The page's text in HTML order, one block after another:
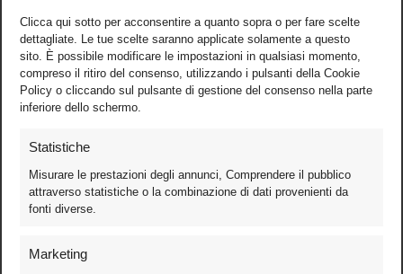
Clicca qui sotto per acconsentire a quanto sopra o per fare scelte
dettagliate. Le tue scelte saranno applicate solamente a questo
sito. È possibile modificare le impostazioni in qualsiasi momento,
compreso il ritiro del consenso, utilizzando i pulsanti della Cookie
Policy o cliccando sul pulsante di gestione del consenso nella parte
inferiore dello schermo.
Statistiche
Misurare le prestazioni degli annunci, Comprendere il pubblico
attraverso statistiche o la combinazione di dati provenienti da
fonti diverse.
Marketing